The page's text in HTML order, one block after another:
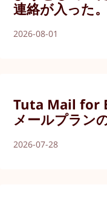
連絡が入った。
2026-08-01
Tuta Mail for
メールプラン
2026-07-28